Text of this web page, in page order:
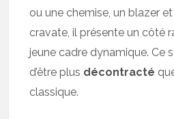
ou une chemise, un blazer
cravate, il présente un côté
jeune cadre dynamique. Ce
d’être plus décontracté
classique.